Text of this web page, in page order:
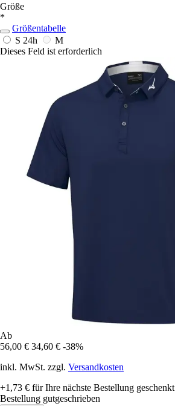
Größe
*
Größentabelle
S 24h
M
Dieses Feld ist erforderlich
Ab
56,00 € 34,60 € -38%
inkl. MwSt. zzgl. Versandkosten
+1,73 € für Ihre nächste Bestellung geschenkt
Bestellung gutgeschrieben